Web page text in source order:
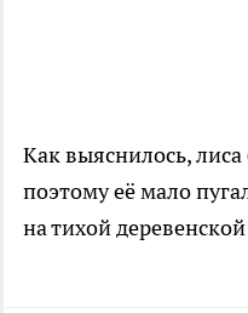
Как выяснилось,
поэтому её мало
на тихой